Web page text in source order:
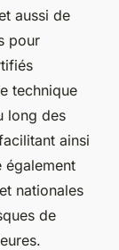
aussi de
pour
technique
long des
ainsi
également
nationales
de